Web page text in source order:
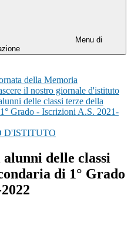
Menu di
della Memoria
il nostro giornale d'istituto
delle classi terze della
Grado - Iscrizioni A.S. 2021-
D'ISTITUTO
delle classi
di 1° Grado